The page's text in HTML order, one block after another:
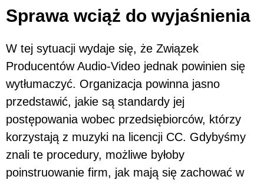
Sprawa wciąż do wyjaśnienia
W tej sytuacji wydaje się, że Związek
Producentów Audio-Video jednak powinien się
wytłumaczyć. Organizacja powinna jasno
przedstawić, jakie są standardy jej
postępowania wobec przedsiębiorców, którzy
korzystają z muzyki na licencji CC. Gdybyśmy
znali te procedury, możliwe byłoby
poinstruowanie firm, jak mają się zachować w